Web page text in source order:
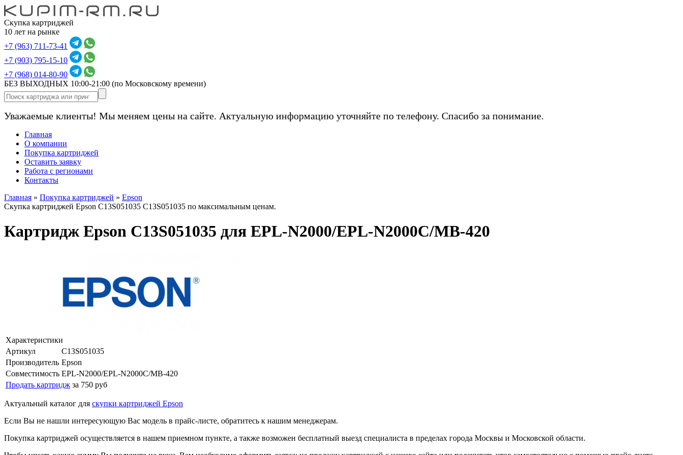
Скупка картриджей
10 лет на рынке
+7 (963) 711-73-41
+7 (903) 795-15-10
+7 (968) 014-80-90
БЕЗ ВЫХОДНЫХ 10:00-21:00 (по Московскому времени)
Уважаемые клиенты! Мы меняем цены на сайте. Актуальную информацию уточняйте по телефону. Спасибо за понимание.
Главная
О компании
Покупка картриджей
Оставить заявку
Работа с регионами
Контакты
Главная » Покупка картриджей » Epson
Скупка картриджей Epson C13S051035 C13S051035 по максимальным ценам.
Картридж Epson C13S051035 для EPL-N2000/EPL-N2000C/MB-420
Характеристики
Артикул
C13S051035
Производитель Epson
Совместимость EPL-N2000/EPL-N2000C/MB-420
Продать картридж за 750 руб
Актуальный каталог для скупки картриджей Epson
Если Вы не нашли интересующую Вас модель в прайс-листе, обратитесь к нашим менеджерам.
Покупка картриджей осуществляется в нашем приемном пункте, а также возможен бесплатный выезд специалиста в пределах города Москвы и Московской области.